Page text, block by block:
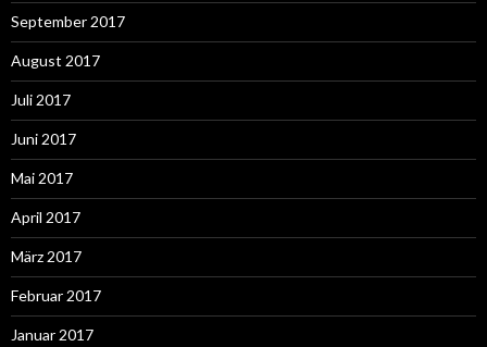
September 2017
August 2017
Juli 2017
Juni 2017
Mai 2017
April 2017
März 2017
Februar 2017
Januar 2017